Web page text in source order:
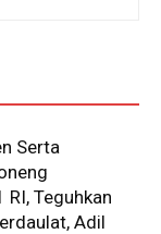
Serta
RI, Teguhkan
Adil